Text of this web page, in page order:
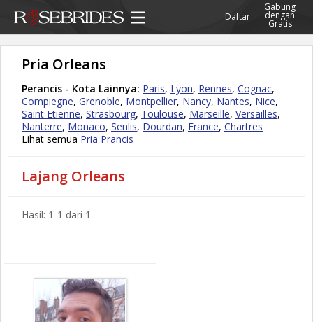
Daftar
Gabung
dengan
Gratis
Pria Orleans
Perancis - Kota Lainnya: Paris, Lyon, Rennes, Cognac,
Compiegne, Grenoble, Montpellier, Nancy, Nantes, Nice,
Saint Etienne, Strasbourg, Toulouse, Marseille, Versailles,
Nanterre, Monaco, Senlis, Dourdan, France, Chartres
Lihat semua Pria Prancis
Lajang Orleans
Hasil: 1-1 dari 1